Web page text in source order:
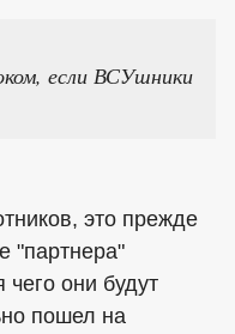
если ВСУшники
это прежде
"партнера"
они будут
пошел на